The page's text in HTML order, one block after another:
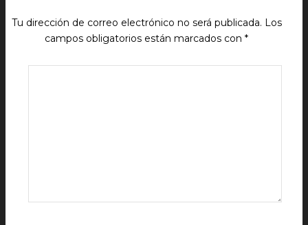
Tu dirección de correo electrónico no será publicada. Los
campos obligatorios están marcados con*